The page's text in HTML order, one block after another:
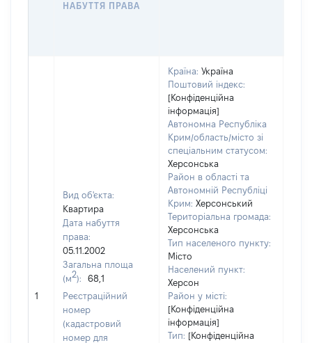
НАБУТТЯ ПРАВА
1
Вид об'єкта:
Квартира
Дата набуття
права:
05.11.2002
Загальна площа
(м2):
68,1
Реєстраційний
номер
(кадастровий
номер для
Країна: Україна
Поштовий індекс:
[Конфіденційна
інформація]
Автономна Республіка
Крим/область/місто зі
спеціальним статусом:
Херсонська
Район в області та
Автономній Республіці
Крим: Херсонський
Територіальна громада:
Херсонська
Тип населеного пункту:
Місто
Населений пункт:
Херсон
Район у місті:
[Конфіденційна
інформація]
Тип: [Конфіденційна